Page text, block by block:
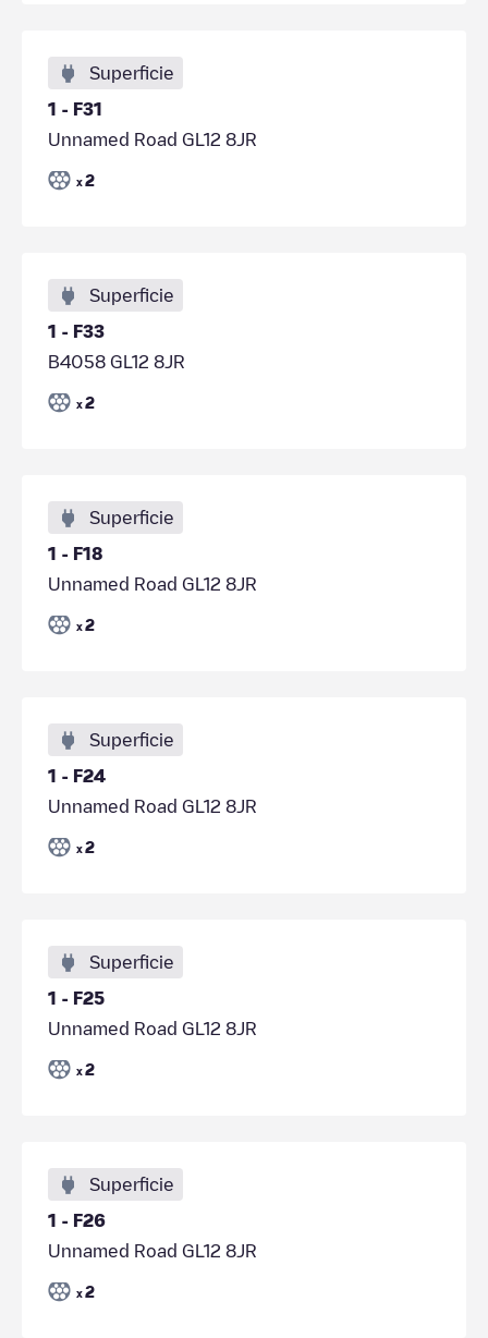
Superficie
1 - F31
Unnamed Road GL12 8JR
x 2
Superficie
1 - F33
B4058 GL12 8JR
x 2
Superficie
1 - F18
Unnamed Road GL12 8JR
x 2
Superficie
1 - F24
Unnamed Road GL12 8JR
x 2
Superficie
1 - F25
Unnamed Road GL12 8JR
x 2
Superficie
1 - F26
Unnamed Road GL12 8JR
x 2